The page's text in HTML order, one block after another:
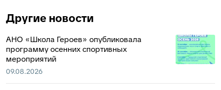
Другие новости
АНО «Школа Героев» опубликовала
программу осенних спортивных
мероприятий
09.08.2026